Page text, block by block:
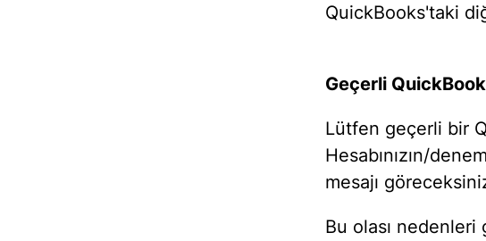
QuickBooks'taki
Geçerli
Lütfen geçerli bir
Hesabınızın/
mesajı
Bu olası